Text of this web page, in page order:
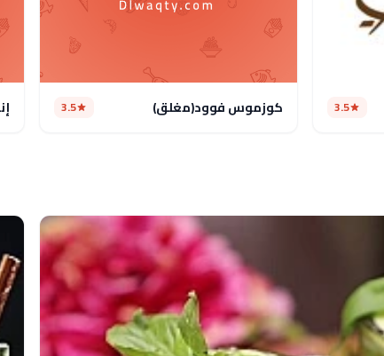
3.5 كوزموس فوود(مغلق) 3.5